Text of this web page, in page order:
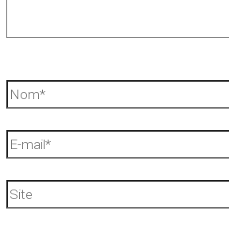
Nom*
E-
Site